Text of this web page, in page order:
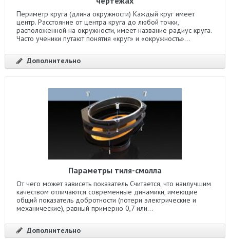
Периметр круга (длина окружности) Каждый круг имеет
центр. Расстояние от центра круга до любой точки,
расположенной на окружности, имеет название радиус круга.
Часто ученики путают понятия «круг» и «окружность»...
Дополнительно
Параметры тиля-смолла
От чего может зависеть показатель Считается, что наилучшим
качеством отличаются современные динамики, имеющие
общий показатель добротности (потери электрические и
механические), равный примерно 0,7 или...
Дополнительно